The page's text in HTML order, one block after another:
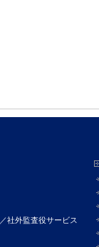
社外監査役サービス